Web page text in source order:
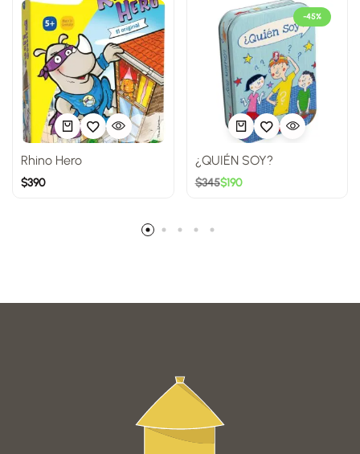
Rhino Hero
$390
-45%
¿QUIÉN SOY?
$345$190